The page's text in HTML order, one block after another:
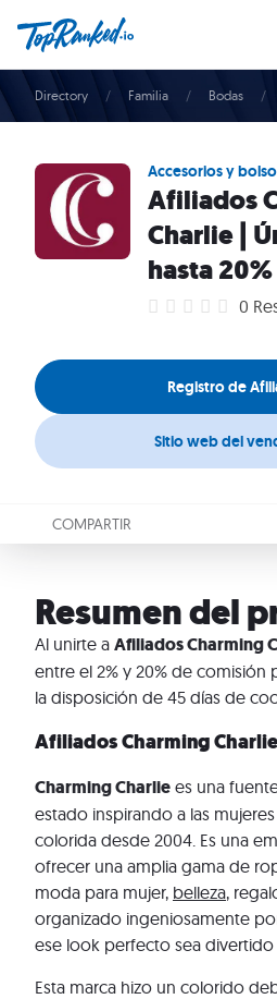
Directory Familia Bodas
Accesorios y
Afiliados
Charlie |
hasta
0
Registro de
Sitio web del
COMPARTIR
Resumen del
Al unirte a Afiliados Charming
entre el 2% y 20% de comisión
la disposición de 45 días de
Afiliados Charming
Charming Charlie es una
estado inspirando a las
colorida desde 2004. Es una
ofrecer una amplia gama de
moda para mujer, belleza,
organizado ingeniosamente
ese look perfecto sea
Esta marca hizo un colorido